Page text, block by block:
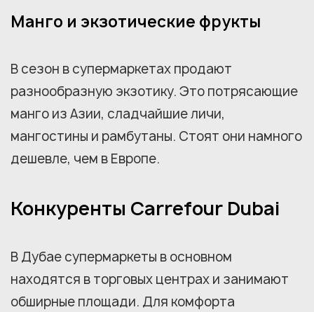
Манго и экзотические фрукты
В сезон в супермаркетах продают
разнообразную экзотику. Это потрясающие
манго из Азии, сладчайшие личи,
мангостины и рамбутаны. Стоят они намного
дешевле, чем в Европе.
Конкуренты Carrefour Dubai
В Дубае супермаркеты в основном
находятся в торговых центрах и занимают
обширные площади. Для комфорта